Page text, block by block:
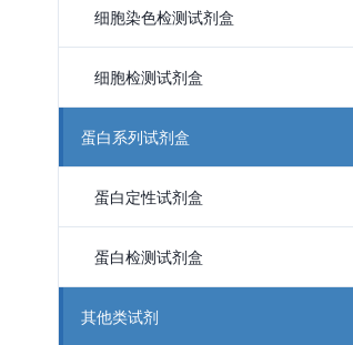
细胞染色检测试剂盒
细胞检测试剂盒
蛋白系列试剂盒
蛋白定性试剂盒
蛋白检测试剂盒
其他类试剂